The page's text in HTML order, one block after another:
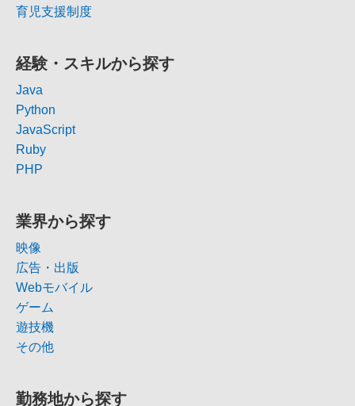
育児支援制度
経験・スキルから探す
Java
Python
JavaScript
Ruby
PHP
業界から探す
映像
広告・出版
Webモバイル
ゲーム
遊技機
その他
勤務地から探す